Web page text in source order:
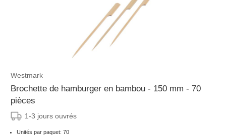
Westmark
Brochette de hamburger en bambou - 150 mm - 70
pièces
1-3 jours ouvrés
Unités par paquet: 70